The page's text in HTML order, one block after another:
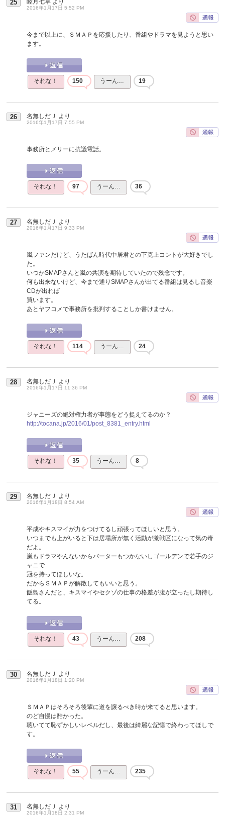
25
2016年1月17日 5:52 PM
今まで以上に、ＳＭＡＰを応援したり、番組やドラマを見ようと思い
ます。
それな！ 150 うーん… 19
26 名無しだＪ より
2016年1月17日 7:55 PM
事務所とメリーに抗議電話。
それな！ 97 うーん… 36
27 名無しだＪ より
2016年1月17日 9:33 PM
嵐ファンだけど、うたばん時代中居君との下克上コントが大好きでし
た。
いつかSMAPさんと嵐の共演を期待していたので残念です。
何も出来ないけど、今まで通りSMAPさんが出てる番組は見るし音楽
CDが出れば
買います。
あとヤフコメで事務所を批判することしか書けません。
それな！ 114 うーん… 24
28 名無しだＪ より
2016年1月17日 11:36 PM
ジャニーズの絶対権力者が事態をどう捉えてるのか？
http://tocana.jp/2016/01/post_8381_entry.html
それな！ 35 うーん… 8
29 名無しだＪ より
2016年1月18日 8:54 AM
平成やキスマイが力をつけてるし頑張ってほしいと思う。
いつまでも上がいると下は居場所が無く活動が激戦区になって気の毒
だよ。
嵐もドラマやんないからバーターもつかないしゴールデンで若手のジ
ャニで
冠を持ってほしいな。
だからＳＭＡＰが解散してもいいと思う。
飯島さんだと、キスマイやセクゾの仕事の格差が腹が立ったし期待し
てる。
それな！ 43 うーん… 208
30 名無しだＪ より
2016年1月18日 1:20 PM
ＳＭＡＰはそろそろ後輩に道を譲るべき時が来てると思います。
のど自慢は酷かった。
聴いてて恥ずかしいレベルだし、最後は綺麗な記憶で終わってほしで
す。
それな！ 55 うーん… 235
31 名無しだＪ より
2016年1月18日 2:31 PM